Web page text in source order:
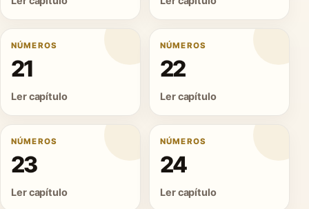
NÚMEROS
21
Ler capítulo
NÚMEROS
22
Ler capítulo
NÚMEROS
23
Ler capítulo
NÚMEROS
24
Ler capítulo